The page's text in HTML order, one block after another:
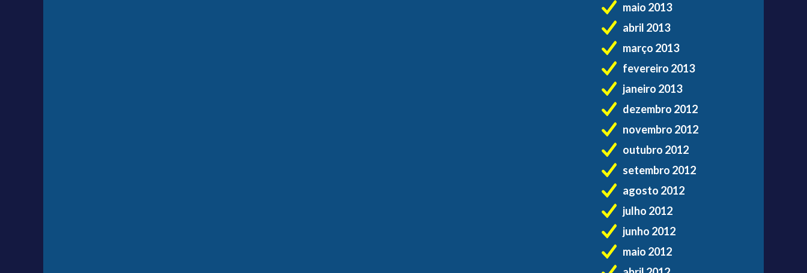
maio 2013
abril 2013
março 2013
fevereiro 2013
janeiro 2013
dezembro 2012
novembro 2012
outubro 2012
setembro 2012
agosto 2012
julho 2012
junho 2012
maio 2012